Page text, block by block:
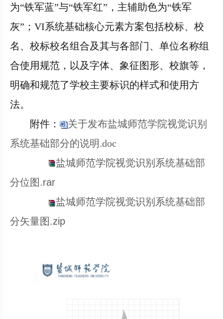
为“铁军蓝”与“铁军红”，主辅助色为“铁军
灰”； VI系统基础核心元素方案包括校标、校
名、校标校名组合及其与各部门、单位名称组
合使用规范，以及字体、象征图形、校旗等，
明确和规范了学校主要标识的样式和使用方
法。
附件：
关于发布盐城师范学院视觉识别
系统基础部分的说明.doc
盐城师范学院视觉识别系统基础部
分位图.rar
盐城师范学院视觉识别系统基础部
分矢量图.zip